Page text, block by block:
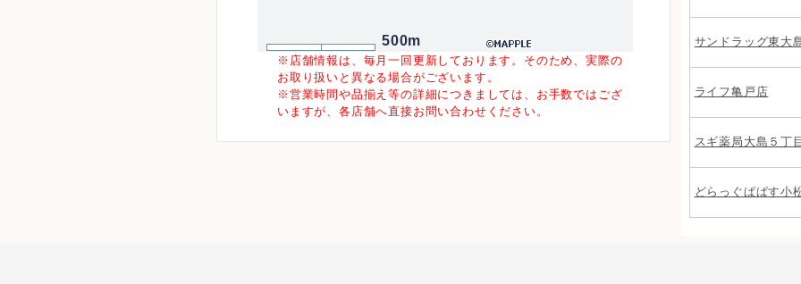
500m
※店舗情報は、毎月一回更新しております。そのため、実際の
お取り扱いと異なる場合がございます。
※営業時間や品揃え等の詳細につきましては、お手数ではござ
いますが、各店舗へ直接お問い合わせください。
サンドラッグ東大
ライフ亀戸店
スギ薬局大島５丁
どらっぐぱぱす小